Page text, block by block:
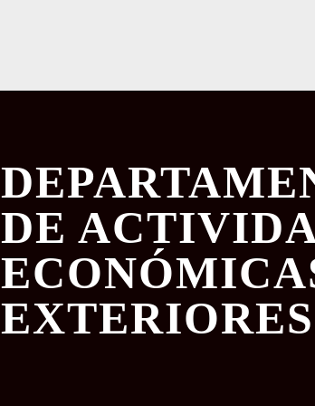
DE
EXTERIORES